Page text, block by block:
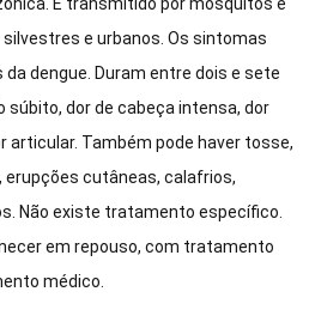
e urbanos. Os sintomas
dengue. Duram entre dois e sete
súbito, dor de cabeça intensa, dor
articular. Também pode haver tosse,
cutâneas, calafrios,
Não existe tratamento específico.
em repouso, com tratamento
médico.